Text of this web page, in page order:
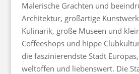
Malerische Grachten und
Architektur, großartige
Kulinarik, große Museen und
Coffeeshops und hippe
die faszinierendste Stadt
weltoffen und liebenswert. Die